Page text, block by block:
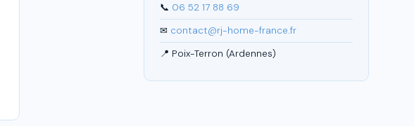
📞 06 52 17 88 69
✉ contact@rj-home-france.fr
📍 Poix-Terron (Ardennes)